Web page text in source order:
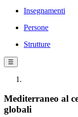
Insegnamenti
Persone
Strutture
☰
Mediterraneo al
globali